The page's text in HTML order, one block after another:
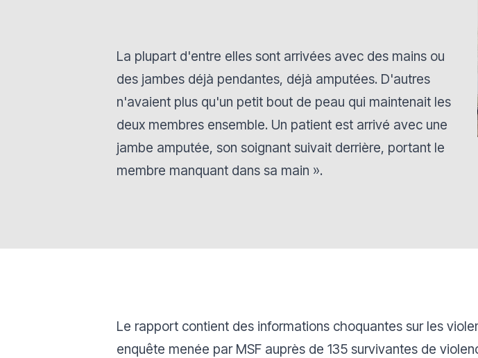
La plupart d'entre elles sont arrivées avec des mains ou
des jambes déjà pendantes, déjà amputées. D'autres
n'avaient plus qu'un petit bout de peau qui maintenait les
deux membres ensemble. Un patient est arrivé avec une
jambe amputée, son soignant suivait derrière, portant le
membre manquant dans sa main ».
Le rapport contient des informations choquantes sur les
enquête menée par MSF auprès de 135 survivantes de